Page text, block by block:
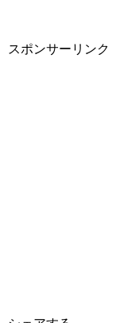
スポンサーリンク